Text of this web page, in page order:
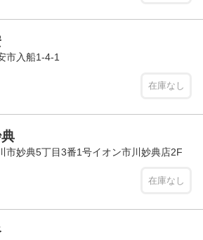
市入船1-4-1
在庫なし
妙典5丁目3番1号イオン市川妙典店2F
在庫なし